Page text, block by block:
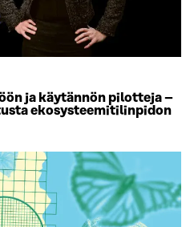
ja käytännön pilotteja –
ekosysteemitilinpidon